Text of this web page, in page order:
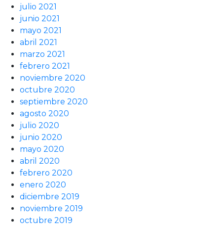
julio 2021
junio 2021
mayo 2021
abril 2021
marzo 2021
febrero 2021
noviembre 2020
octubre 2020
septiembre 2020
agosto 2020
julio 2020
junio 2020
mayo 2020
abril 2020
febrero 2020
enero 2020
diciembre 2019
noviembre 2019
octubre 2019